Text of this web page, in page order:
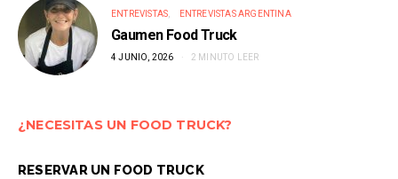
ENTREVISTAS ENTREVISTAS ARGENTINA
Gaumen Food Truck
4 JUNIO, 2026 2 MINUTO LEER
¿NECESITAS UN FOOD TRUCK?
RESERVAR UN FOOD TRUCK